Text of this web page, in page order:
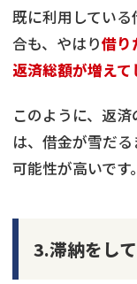
既に利用してい
合も、やはり借り
返済総額が増えて
このように、返
は、借金が雪だ
可能性が高いです。
3.滞納をし